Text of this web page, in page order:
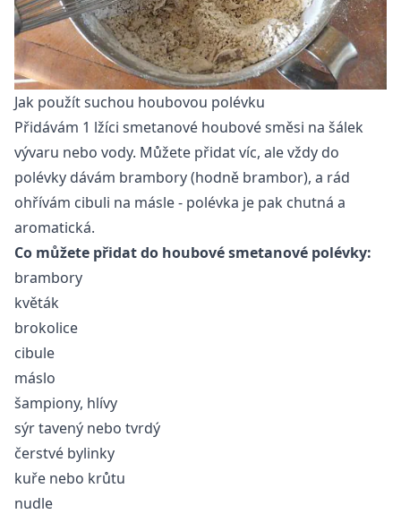
Jak použít suchou houbovou polévku
Přidávám 1 lžíci smetanové houbové směsi na šálek
vývaru nebo vody. Můžete přidat víc, ale vždy do
polévky dávám brambory (hodně brambor), a rád
ohřívám cibuli na másle - polévka je pak chutná a
aromatická.
Co můžete přidat do houbové smetanové polévky:
brambory
květák
brokolice
cibule
máslo
šampiony, hlívy
sýr tavený nebo tvrdý
čerstvé bylinky
kuře nebo krůtu
nudle